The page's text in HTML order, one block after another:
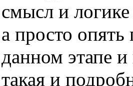
смысл и
а просто опять
данном этапе
такая и